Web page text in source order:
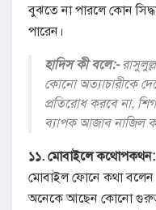
বুঝতে না পারলে কোন
পারেন।
হাদিস কী বলে:-
কোনো অত্যাচারীকে
প্রতিরোধ করবে না,
ব্যাপক আজাব নাজিল
১১. মোবাইলে
মোবাইল ফোনে কথা
অনেকে আছেন কোনো